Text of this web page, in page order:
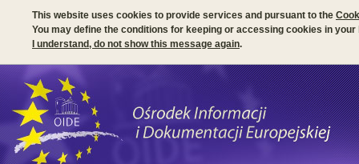
This website uses cookies to provide services and pursuant to the
You may define the conditions for keeping or accessing cookies in your
I understand, do not show this message again.